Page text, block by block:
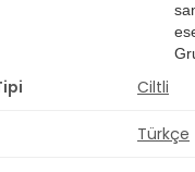
Ciltli
Türkçe